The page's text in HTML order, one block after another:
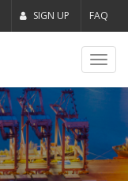
SIGN UP FAQ